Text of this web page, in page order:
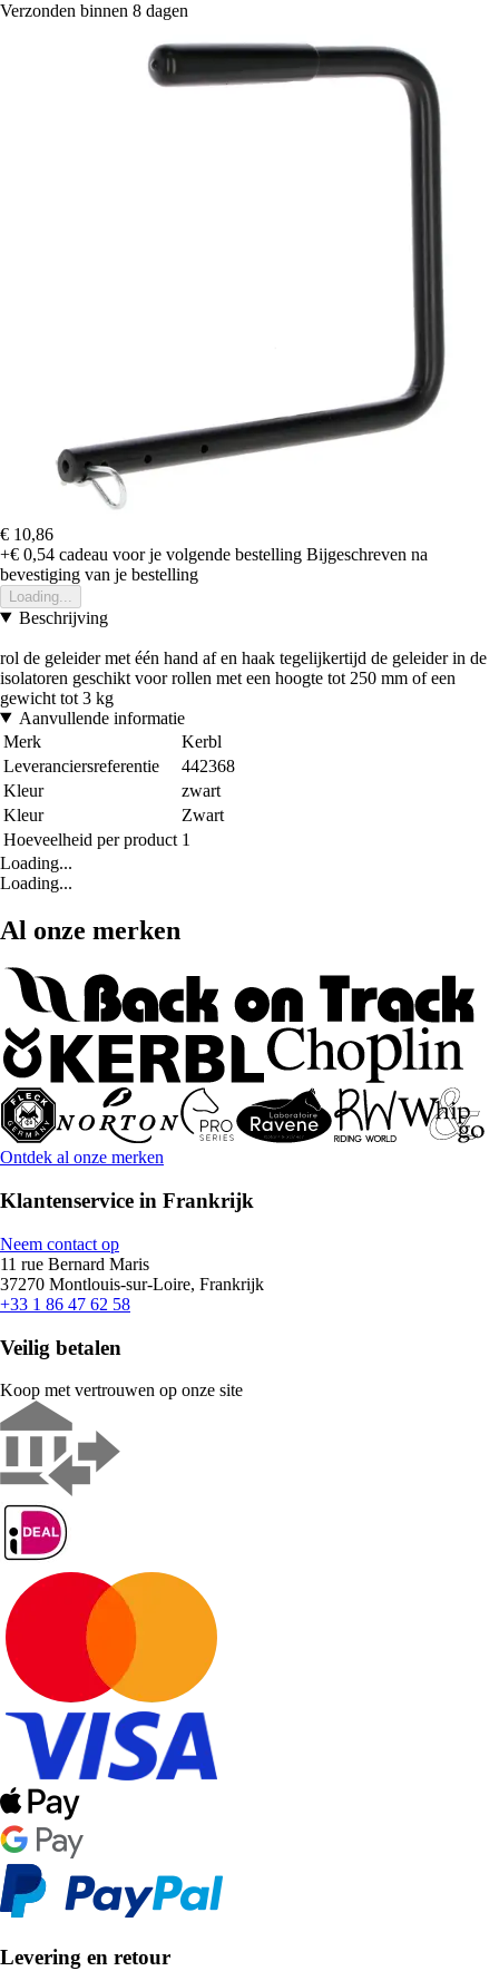
Verzonden binnen 8 dagen
€ 10,86
+€ 0,54 cadeau voor je volgende bestelling Bijgeschreven na
bevestiging van je bestelling
Loading...
Beschrijving
rol de geleider met één hand af en haak tegelijkertijd de geleider in de
isolatoren geschikt voor rollen met een hoogte tot 250 mm of een
gewicht tot 3 kg
Aanvullende informatie
Merk
Kerbl
Leveranciersreferentie
442368
Kleur
zwart
Kleur
Zwart
Hoeveelheid per product 1
Loading...
Loading...
Al onze merken
Ontdek al onze merken
Klantenservice in Frankrijk
Neem contact op
11 rue Bernard Maris
37270 Montlouis-sur-Loire, Frankrijk
+33 1 86 47 62 58
Veilig betalen
Koop met vertrouwen op onze site
Levering en retour